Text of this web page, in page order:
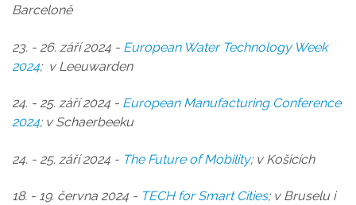
Barceloně
23. - 26. září 2024 - European Water Technology Week
2024; v Leeuwarden
24. - 25. září 2024 - European Manufacturing Conference
2024; v Schaerbeeku
24. - 25. září 2024 - The Future of Mobility; v Košicích
18. - 19. června 2024 - TECH for Smart Cities; v Bruselu i